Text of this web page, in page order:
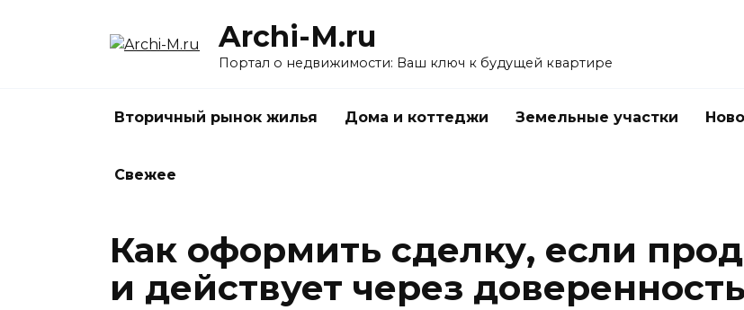
Archi-M.ru
Портал о недвижимости: Ваш ключ к будущей квартире
Вторичный рынок жилья Дома и коттеджи Земельные участки
Свежее
Как оформить сделку, если
и действует через доверенность